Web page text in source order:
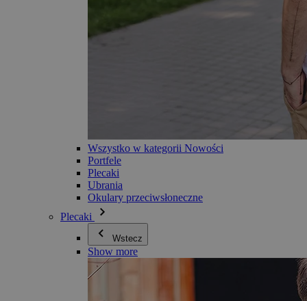
Wszystko w kategorii Nowości
Portfele
Plecaki
Ubrania
Okulary przeciwsłoneczne
Plecaki
Wstecz
Show more